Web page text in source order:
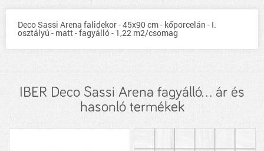
Deco Sassi Arena falidekor - 45x90 cm - kőporcelán - I.
osztályú - matt - fagyálló - 1,22 m2/csomag
IBER Deco Sassi Arena fagyálló... ár és
hasonló termékek